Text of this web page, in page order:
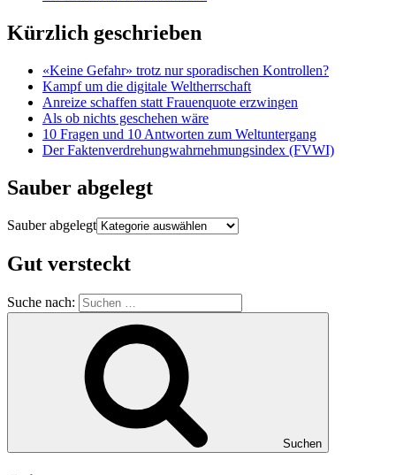
Kürzlich geschrieben
«Keine Gefahr» trotz nur sporadischen Kontrollen?
Kampf um die digitale Weltherrschaft
Anreize schaffen statt Frauenquote erzwingen
Als ob nichts geschehen wäre
10 Fragen und 10 Antworten zum Weltuntergang
Der Faktenverdrehungwahrnehmungsindex (FVWI)
Sauber abgelegt
Sauber abgelegt
Gut versteckt
Suche nach:
Suchen